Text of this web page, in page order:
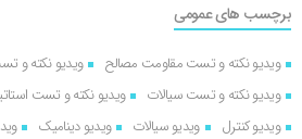
برچسب های عمومی
ویدیو نکته و تست مقاومت مصالح
ویدیو نکته و
ویدیو نکته و تست سیالات
ویدیو نکته و تست
ویدیو کنترل
ویدیو سیالات ویدیو دینامیک